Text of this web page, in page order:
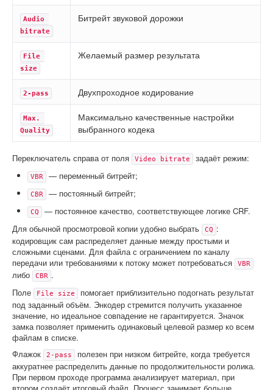
Audio
bitrate
Битрейт звуковой дорожки
File
size
Желаемый размер результата
2-pass Двухпроходное кодирование
Max.
Quality
Максимально качественные настройки
выбранного кодека
Переключатель справа от поля Video bitrate задаёт режим:
VBR — переменный битрейт;
CBR — постоянный битрейт;
CQ
— постоянное качество, соответствующее логике CRF.
Для обычной просмотровой копии удобно выбрать
CQ :
кодировщик сам распределяет данные между простыми и
сложными сценами. Для файла с ограничением по каналу
передачи или требованиями к потоку может потребоваться
VBR
либо CBR .
Поле
File size
помогает приблизительно подогнать результат
под заданный объём. Энкодер стремится получить указанное
значение, но идеальное совпадение не гарантируется. Значок
замка позволяет применить одинаковый целевой размер ко всем
файлам в списке.
Флажок
2-pass
полезен при низком битрейте, когда требуется
аккуратнее распределить данные по продолжительности ролика.
При первом проходе программа анализирует материал, при